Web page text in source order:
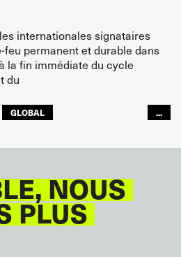
internationales signataires
permanent et durable dans
la fin immédiate du cycle
du
GLOBAL
...
NOUS
PLUS